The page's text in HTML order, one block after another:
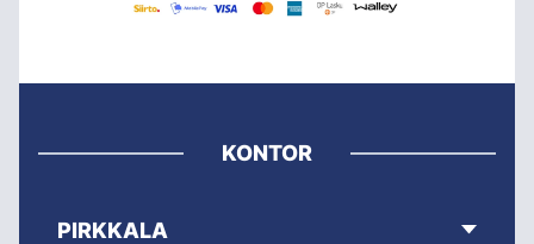
KONTOR
PIRKKALA